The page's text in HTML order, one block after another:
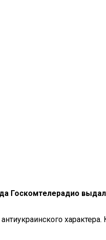
Госкомтелерадио
характера.